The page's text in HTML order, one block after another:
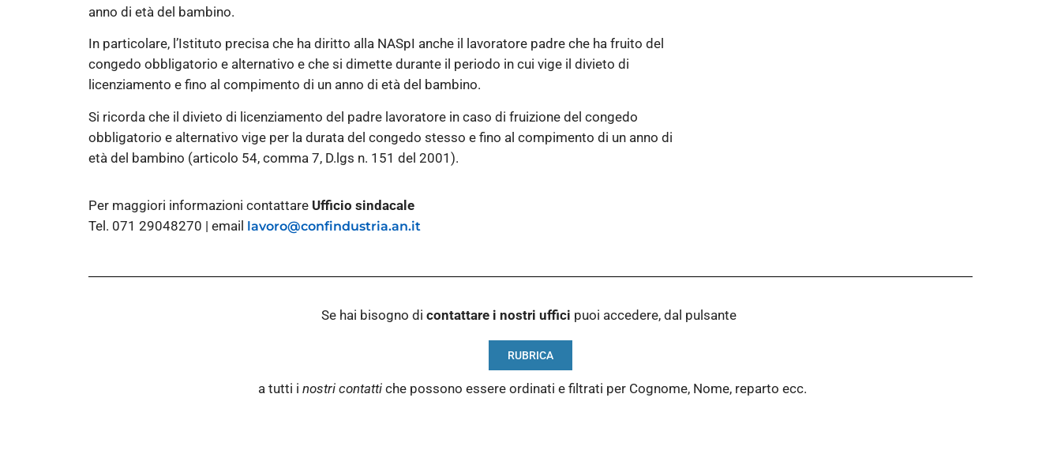
anno di età del bambino.
In particolare, l’Istituto precisa che ha diritto alla NASpI anche il lavoratore padre che ha fruito del
congedo obbligatorio e alternativo e che si dimette durante il periodo in cui vige il divieto di
licenziamento e fino al compimento di un anno di età del bambino.
Si ricorda che il divieto di licenziamento del padre lavoratore in caso di fruizione del congedo
obbligatorio e alternativo vige per la durata del congedo stesso e fino al compimento di un anno di
età del bambino (articolo 54, comma 7, D.lgs n. 151 del 2001).
Per maggiori informazioni contattare Ufficio sindacale
Tel. 071 29048270 | email lavoro@confindustria.an.it
Se hai bisogno di contattare i nostri uffici puoi accedere, dal pulsante
RUBRICA
a tutti i nostri contatti che possono essere ordinati e filtrati per Cognome, Nome, reparto ecc.